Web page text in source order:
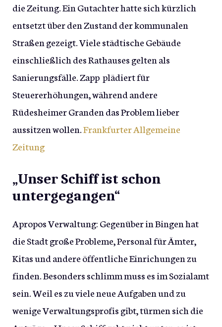
die Zeitung. Ein Gutachter hatte sich kürzlich
entsetzt über den Zustand der kommunalen
Straßen gezeigt. Viele städtische Gebäude
einschließlich des Rathauses gelten als
Sanierungsfälle. Zapp plädiert für
Steuererhöhungen, während andere
Rüdesheimer Granden das Problem lieber
aussitzen wollen.Frankfurter Allgemeine
Zeitung
„Unser Schiff ist schon
untergegangen“
Apropos Verwaltung: Gegenüber in Bingen hat
die Stadt große Probleme, Personal für Ämter,
Kitas und andere öffentliche Einrichungen zu
finden. Besonders schlimm muss es im Sozialamt
sein. Weil es zu viele neue Aufgaben und zu
wenige Verwaltungsprofis gibt, türmen sich die